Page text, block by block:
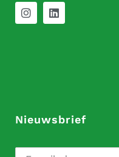
Nieuwsbrief